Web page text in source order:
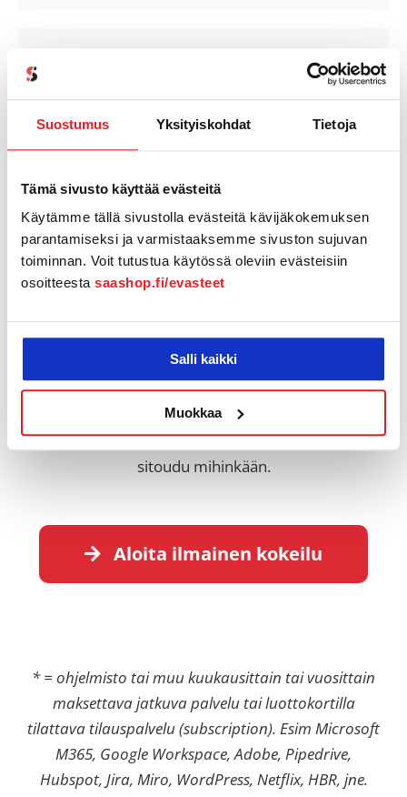
Suostumus Yksityiskohdat Tietoja
Tämä sivusto käyttää evästeitä
Käytämme tällä sivustolla evästeitä kävijäkokemuksen
parantamiseksi ja varmistaaksemme sivuston sujuvan
toiminnan. Voit tutustua käytössä oleviin evästeisiin
osoitteesta saashop.fi/evasteet
Salli kaikki
Muokkaa
Yli 30 palvelua (*)
Pysyvästi ilmainenHarvard Business
Review Digital -tilaus
Aloita Ilmaisen Harward Business Review -
tilauksen lunastaminen syöttämällä nykyisten
ohjelmistojen kuitit AI-pohjaiseen
kuitinkäsittelijään. Huom! Tässä vaiheessa et vielä
sitoudu mihinkään.
Aloita ilmainen kokeilu
* = ohjelmisto tai muu kuukausittain tai vuosittain
maksettava jatkuva palvelu tai luottokortilla
tilattava tilauspalvelu (subscription). Esim Microsoft
M365, Google Workspace, Adobe, Pipedrive,
Hubspot, Jira, Miro, WordPress, Netflix, HBR, jne.